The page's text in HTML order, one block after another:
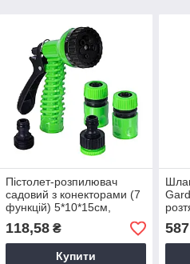
Пістолет-розпилювач
садовий з конекторами (7
функцій) 5*10*15см,
Розпилювач для поливу,
Пістолет для поливу,
Поливальний пістолет
118,58₴
Купити